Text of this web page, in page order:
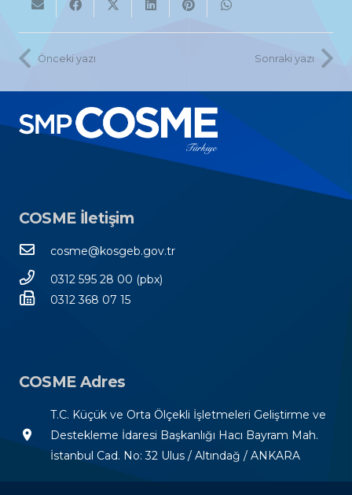
Önceki yazı Sonraki yazı
COSME İletişim
cosme@kosgeb.gov.tr
0312 595 28 00 (pbx)
0312 368 07 15
COSME Adres
room
T.C. Küçük ve Orta Ölçekli İşletmeleri Geliştirme ve
Destekleme İdaresi Başkanlığı Hacı Bayram Mah.
İstanbul Cad. No: 32 Ulus / Altındağ / ANKARA